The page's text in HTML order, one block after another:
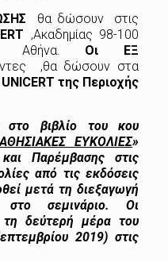
θα δώσουν στις
,Ακαδημίας 98-100
Αθήνα. Οι ΕΞ
,θα δώσουν στα
UNICERT της Περιοχής
στο βιβλίο του κου
ΕΥΚΟΛΙΕΣ»
Παρέμβασης στις
από τις εκδόσεις
μετά τη διεξαγωγή
στο σεμινάριο. Οι
τη δεύτερή μέρα του
2019) στις